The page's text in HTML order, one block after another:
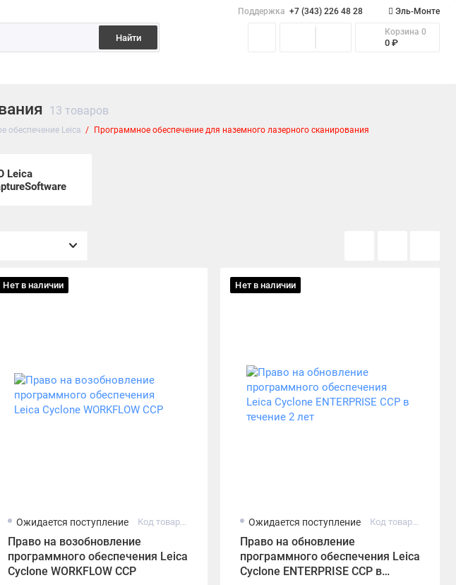
Поддержка +7 (343) 226 48 28 Эль-Монте
Найти
Корзина 0
0 ₽
13 товаров
обеспечение Leica Программное обеспечение для наземного лазерного сканирования
Leica
Нет в наличии
Ожидается поступление
Право на возобновление
программного обеспечения Leica
Cyclone WORKFLOW CCP
Нет в наличии
Ожидается поступление
Право на обновление
программного обеспечения Leica
Cyclone ENTERPRISE CCP в